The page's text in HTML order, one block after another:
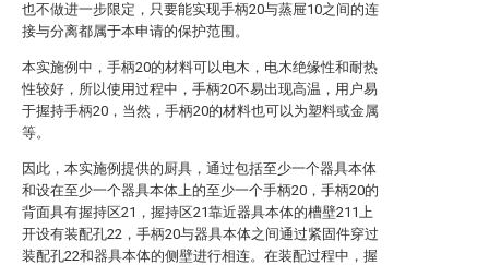
也不做进一步限定，只要能实现手柄20与蒸屉10之间的连
接与分离都属于本申请的保护范围。
本实施例中，手柄20的材料可以电木，电木绝缘性和耐热
性较好，所以使用过程中，手柄20不易出现高温，用户易
于握持手柄20，当然，手柄20的材料也可以为塑料或金属
等。
因此，本实施例提供的厨具，通过包括至少一个器具本体
和设在至少一个器具本体上的至少一个手柄20，手柄20的
背面具有握持区21，握持区21靠近器具本体的槽壁211上
开设有装配孔22，手柄20与器具本体之间通过紧固件穿过
装配孔22和器具本体的侧壁进行相连。在装配过程中，握